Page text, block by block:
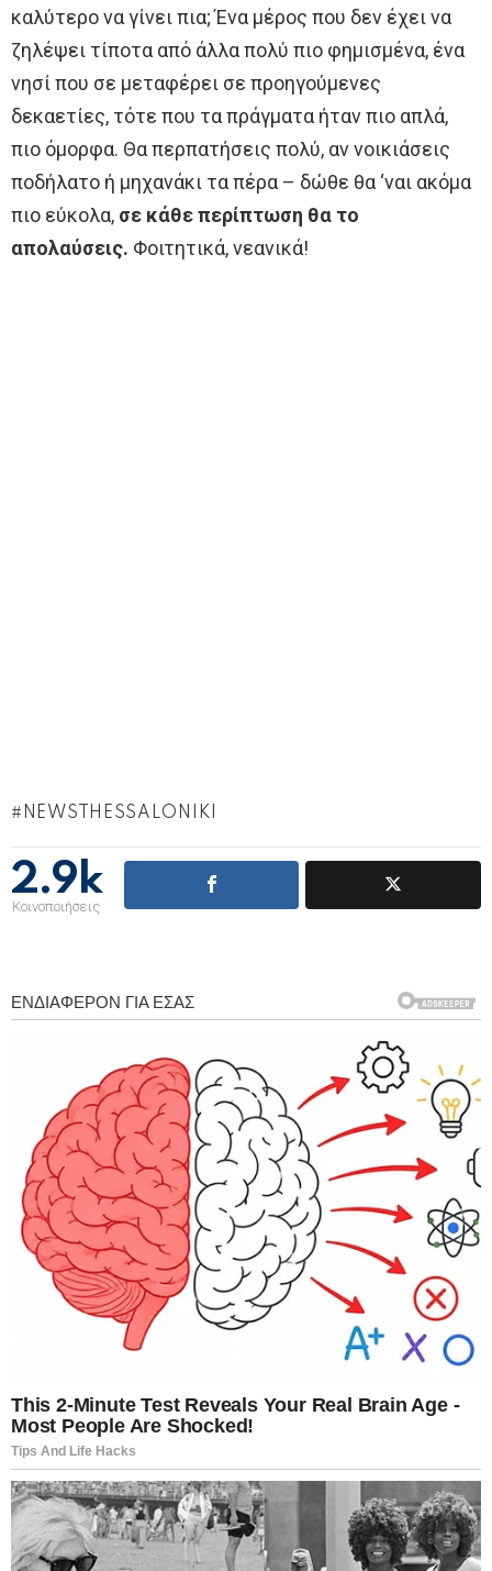
καλύτερο να γίνει πια; Ένα μέρος που δεν έχει να
ζηλέψει τίποτα από άλλα πολύ πιο φημισμένα, ένα
νησί που σε μεταφέρει σε προηγούμενες
δεκαετίες, τότε που τα πράγματα ήταν πιο απλά,
πιο όμορφα. Θα περπατήσεις πολύ, αν νοικιάσεις
ποδήλατο ή μηχανάκι τα πέρα – δώθε θα ‘ναι ακόμα
πιο εύκολα, σε κάθε περίπτωση θα το
απολαύσεις. Φοιτητικά, νεανικά!
NEWSTHESSALONIKI
2.9k
Κοινοποιήσεις